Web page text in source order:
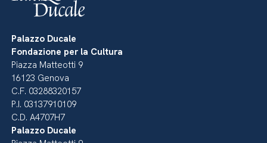
Palazzo Ducale
Fondazione per la Cultura
Piazza Matteotti 9
16123 Genova
C.F. 03288320157
P.I. 03137910109
C.D. A4707H7
Palazzo Ducale